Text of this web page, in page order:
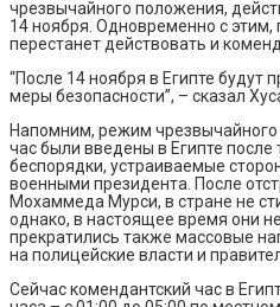
чрезвычайного положения,
14 ноября. Одновременно с
перестанет действовать и
“После 14 ноября в Египте будут
меры безопасности”, – сказал
Напомним, режим
час были введены в Египте после
беспорядки, устраиваемые
военными президента. После
Мохаммеда Мурси, в стране не
однако, в настоящее время они
прекратились также массовые
на полицейские власти и
Сейчас комендантский час в